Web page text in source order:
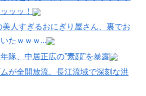
ッッ！
美人すぎるおにぎり屋さん、裏でお
たｗｗｗ...
隊、中居正広の”素顔”を暴露
が全開放流。長江流域で深刻な洪